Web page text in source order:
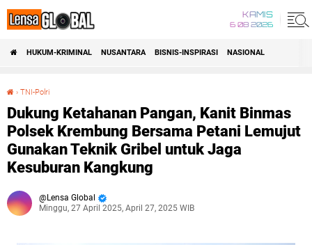
KAMIS
6 08 2026
HUKUM-KRIMINAL NUSANTARA BISNIS-INSPIRASI NASIONAL
› TNI-Polri
Dukung Ketahanan Pangan, Kanit Binmas
Polsek Krembung Bersama Petani Lemujut
Gunakan Teknik Gribel untuk Jaga
Kesuburan Kangkung
Lensa Global
Minggu, 27 April 2025, April 27, 2025 WIB